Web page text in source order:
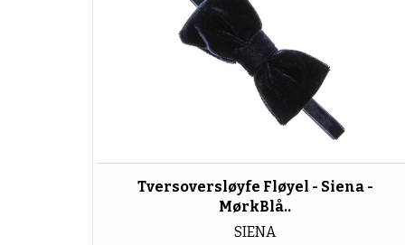
Tversoversløyfe Fløyel - Siena -
MørkBlå..
SIENA